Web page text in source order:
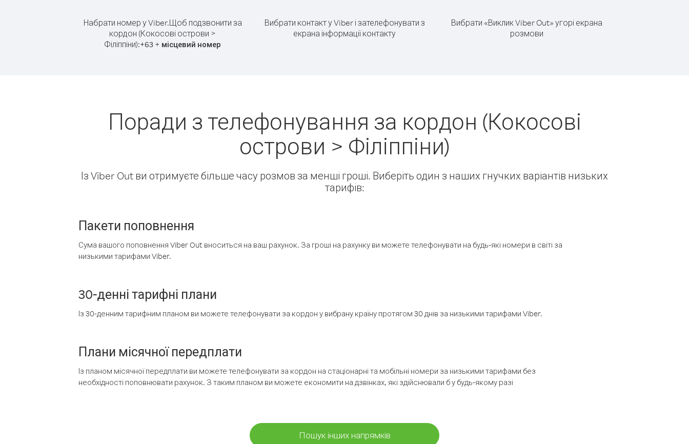
Набрати номер у Viber.Щоб подзвонити за
кордон (Кокосові острови >
Філіппіни):+63 + місцевий номер
Вибрати контакт у Viber і зателефонувати з
екрана інформації контакту
Вибрати «Виклик Viber Out» угорі екрана
розмови
Поради з телефонування за кордон (Кокосові
острови > Філіппіни)
Із Viber Out ви отримуєте більше часу розмов за менші гроші. Виберіть один з наших гнучких варіантів низьких
тарифів:
Пакети поповнення
Сума вашого поповнення Viber Out вноситься на ваш рахунок. За гроші на рахунку ви можете телефонувати на будь-які номери в світі за
низькими тарифами Viber.
30-денні тарифні плани
Із 30-денним тарифним планом ви можете телефонувати за кордон у вибрану країну протягом 30 днів за низькими тарифами Viber.
Плани місячної передплати
Із планом місячної передплати ви можете телефонувати за кордон на стаціонарні та мобільні номери за низькими тарифами без
необхідності поповнювати рахунок. З таким планом ви можете економити на дзвінках, які здійснювали б у будь-якому разі
Пошук інших напрямків